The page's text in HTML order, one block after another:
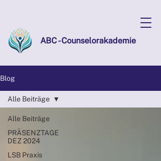
ABC - Counselorakademie
Blog
Alle Beiträge
PRÄSENZTAGE
DEZ 2024
LSB Praxis
Alle Beiträge